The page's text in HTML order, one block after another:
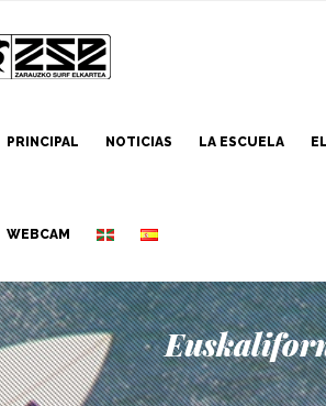
PRINCIPAL NOTICIAS LA ESCUELA
WEBCAM